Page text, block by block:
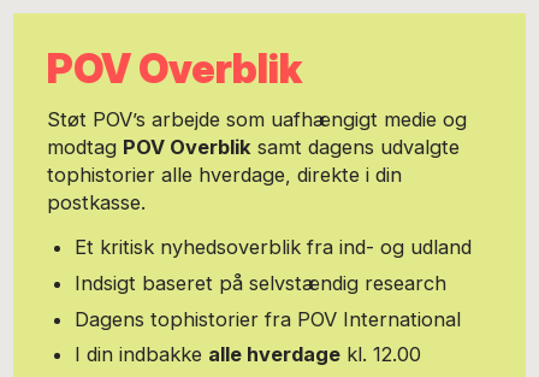
POV Overblik
Støt POV’s arbejde som uafhængigt medie og
modtag POV Overbliksamt dagens udvalgte
tophistorier alle hverdage, direkte i din
postkasse.
Et kritisk nyhedsoverblik fra ind- og udland
Indsigt baseret på selvstændig research
Dagens tophistorier fra POV International
I din indbakke alle hverdage kl. 12.00